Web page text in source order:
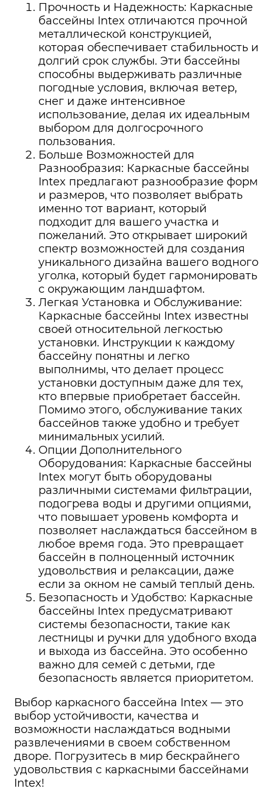
Прочность и Надежность: Каркасные
бассейны Intex отличаются прочной
металлической конструкцией,
которая обеспечивает стабильность и
долгий срок службы. Эти бассейны
способны выдерживать различные
погодные условия, включая ветер,
снег и даже интенсивное
использование, делая их идеальным
выбором для долгосрочного
пользования.
Больше Возможностей для
Разнообразия: Каркасные бассейны
Intex предлагают разнообразие форм
и размеров, что позволяет выбрать
именно тот вариант, который
подходит для вашего участка и
пожеланий. Это открывает широкий
спектр возможностей для создания
уникального дизайна вашего водного
уголка, который будет гармонировать
с окружающим ландшафтом.
Легкая Установка и Обслуживание:
Каркасные бассейны Intex известны
своей относительной легкостью
установки. Инструкции к каждому
бассейну понятны и легко
выполнимы, что делает процесс
установки доступным даже для тех,
кто впервые приобретает бассейн.
Помимо этого, обслуживание таких
бассейнов также удобно и требует
минимальных усилий.
Опции Дополнительного
Оборудования: Каркасные бассейны
Intex могут быть оборудованы
различными системами фильтрации,
подогрева воды и другими опциями,
что повышает уровень комфорта и
позволяет наслаждаться бассейном в
любое время года. Это превращает
бассейн в полноценный источник
удовольствия и релаксации, даже
если за окном не самый теплый день.
Безопасность и Удобство: Каркасные
бассейны Intex предусматривают
системы безопасности, такие как
лестницы и ручки для удобного входа
и выхода из бассейна. Это особенно
важно для семей с детьми, где
безопасность является приоритетом.
Выбор каркасного бассейна Intex — это
выбор устойчивости, качества и
возможности наслаждаться водными
развлечениями в своем собственном
дворе. Погрузитесь в мир бескрайнего
удовольствия с каркасными бассейнами
Intex!